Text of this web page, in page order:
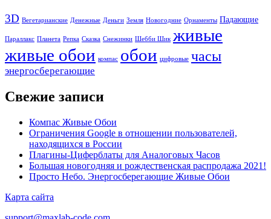
Сохранить моё имя, email и адрес сайта в этом браузере для
последующих моих комментариев.
как обрабатываются ваши данные комментариев
3D Вегетарианские Денежные Деньги Земля Новогодние Орнаменты Падающие
Параллакс Планета Репка Сказка Снежинки Шебби Шик живые
живые обои компас обои цифровые часы
энергосберегающие
Свежие записи
Компас Живые Обои
Ограничения Google в отношении пользователей,
находящихся в России
Плагины-Циферблаты для Аналоговых Часов
Большая новогодняя и рождественская распродажа 2021!
Просто Небо. Энергосберегающие Живые Обои
Карта сайта